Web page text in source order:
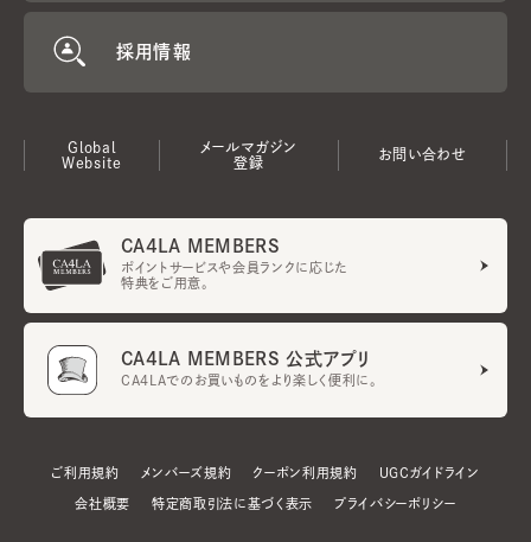
採用情報
Global
Website
メールマガジン
登録
お問い合わせ
CA4LA MEMBERS
ポイントサービスや会員ランクに応じた
特典をご用意。
CA4LA MEMBERS 公式アプリ
CA4LAでのお買いものをより楽しく便利に。
ご利用規約 メンバーズ規約 クーポン利用規約 UGCガイドライン
会社概要 特定商取引法に基づく表示 プライバシーポリシー